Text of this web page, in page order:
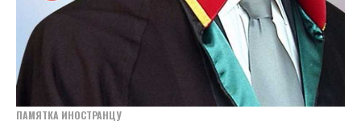
ПАМЯТКА ИНОСТРАНЦУ